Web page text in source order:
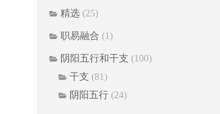
精选 (25)
职易融合 (1)
阴阳五行和干支 (100)
干支 (81)
阴阳五行 (24)